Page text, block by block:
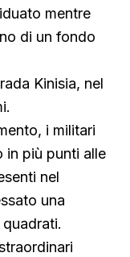
mentre
di un fondo
Kinisia, nel
i militari
in più punti alle
nel
una